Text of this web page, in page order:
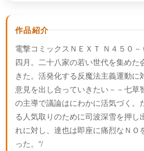
作品紹介
電撃コミックスＮＥＸＴ Ｎ４５０
四月。二十八家の若い世代を集めた
きた。活発化する反魔法主義運動に
意見を出し合っていきたい－－七草
の主導で議論はにわかに活気づく。
る人気取りのために司波深雪を押し
れに対し、達也は即座に痛烈なＮＯ
った。”/